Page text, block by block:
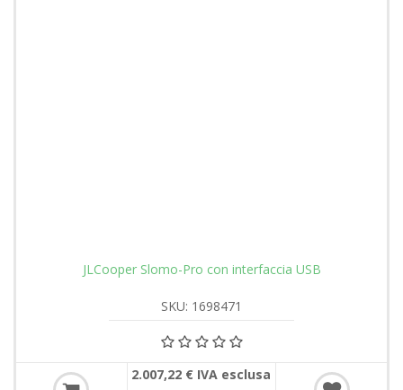
JLCooper Slomo-Pro con interfaccia USB
SKU: 1698471
2.007,22 € IVA esclusa